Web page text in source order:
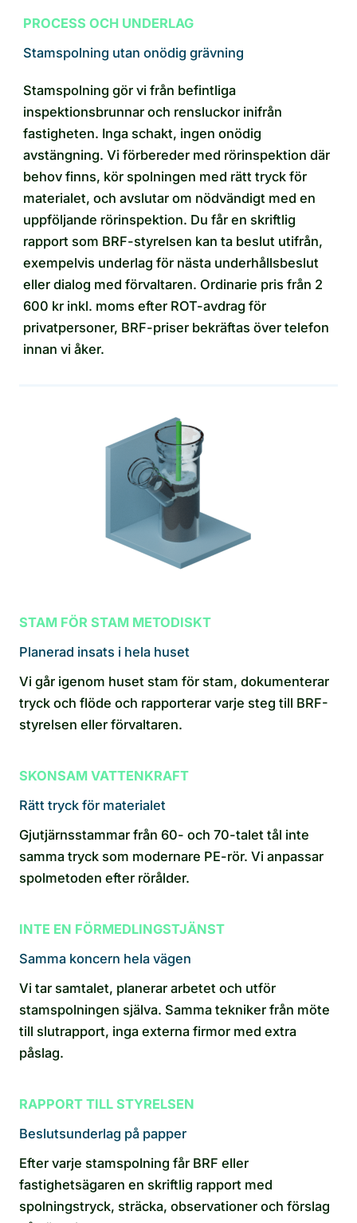
PROCESS OCH UNDERLAG
Stamspolning utan onödig grävning
Stamspolning gör vi från befintliga
inspektionsbrunnar och rensluckor inifrån
fastigheten. Inga schakt, ingen onödig
avstängning. Vi förbereder med rörinspektion där
behov finns, kör spolningen med rätt tryck för
materialet, och avslutar om nödvändigt med en
uppföljande rörinspektion. Du får en skriftlig
rapport som BRF-styrelsen kan ta beslut utifrån,
exempelvis underlag för nästa underhållsbeslut
eller dialog med förvaltaren. Ordinarie pris från 2
600 kr inkl. moms efter ROT-avdrag för
privatpersoner, BRF-priser bekräftas över telefon
innan vi åker.
STAM FÖR STAM METODISKT
Planerad insats i hela huset
Vi går igenom huset stam för stam, dokumenterar
tryck och flöde och rapporterar varje steg till BRF-
styrelsen eller förvaltaren.
SKONSAM VATTENKRAFT
Rätt tryck för materialet
Gjutjärnsstammar från 60- och 70-talet tål inte
samma tryck som modernare PE-rör. Vi anpassar
spolmetoden efter rörålder.
INTE EN FÖRMEDLINGSTJÄNST
Samma koncern hela vägen
Vi tar samtalet, planerar arbetet och utför
stamspolningen själva. Samma tekniker från möte
till slutrapport, inga externa firmor med extra
påslag.
RAPPORT TILL STYRELSEN
Beslutsunderlag på papper
Efter varje stamspolning får BRF eller
fastighetsägaren en skriftlig rapport med
spolningstryck, sträcka, observationer och förslag